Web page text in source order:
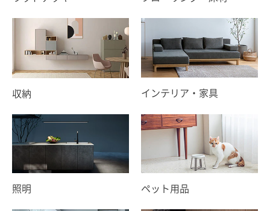
収納 インテリア・家具
照明 ペット用品